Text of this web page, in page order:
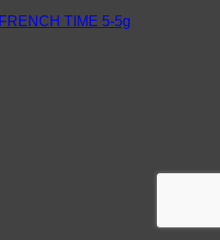
TIME 5-5g